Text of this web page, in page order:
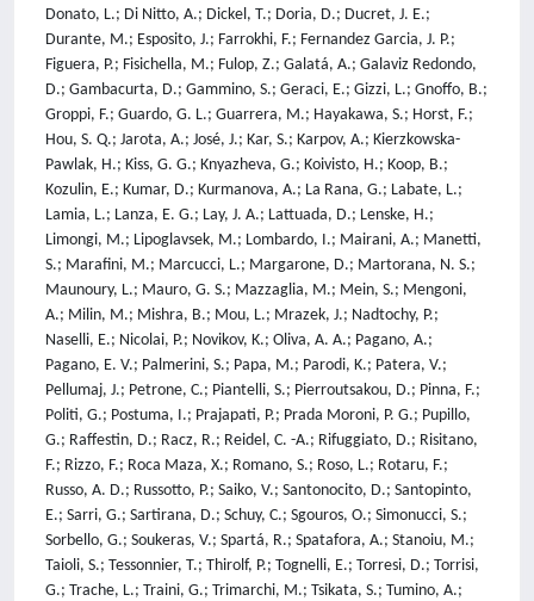
Donato, L.; Di Nitto, A.; Dickel, T.; Doria, D.; Ducret, J. E.;
Durante, M.; Esposito, J.; Farrokhi, F.; Fernandez Garcia, J. P.;
Figuera, P.; Fisichella, M.; Fulop, Z.; Galatá, A.; Galaviz Redondo,
D.; Gambacurta, D.; Gammino, S.; Geraci, E.; Gizzi, L.; Gnoffo, B.;
Groppi, F.; Guardo, G. L.; Guarrera, M.; Hayakawa, S.; Horst, F.;
Hou, S. Q.; Jarota, A.; José, J.; Kar, S.; Karpov, A.; Kierzkowska-
Pawlak, H.; Kiss, G. G.; Knyazheva, G.; Koivisto, H.; Koop, B.;
Kozulin, E.; Kumar, D.; Kurmanova, A.; La Rana, G.; Labate, L.;
Lamia, L.; Lanza, E. G.; Lay, J. A.; Lattuada, D.; Lenske, H.;
Limongi, M.; Lipoglavsek, M.; Lombardo, I.; Mairani, A.; Manetti,
S.; Marafini, M.; Marcucci, L.; Margarone, D.; Martorana, N. S.;
Maunoury, L.; Mauro, G. S.; Mazzaglia, M.; Mein, S.; Mengoni,
A.; Milin, M.; Mishra, B.; Mou, L.; Mrazek, J.; Nadtochy, P.;
Naselli, E.; Nicolai, P.; Novikov, K.; Oliva, A. A.; Pagano, A.;
Pagano, E. V.; Palmerini, S.; Papa, M.; Parodi, K.; Patera, V.;
Pellumaj, J.; Petrone, C.; Piantelli, S.; Pierroutsakou, D.; Pinna, F.;
Politi, G.; Postuma, I.; Prajapati, P.; Prada Moroni, P. G.; Pupillo,
G.; Raffestin, D.; Racz, R.; Reidel, C. -A.; Rifuggiato, D.; Risitano,
F.; Rizzo, F.; Roca Maza, X.; Romano, S.; Roso, L.; Rotaru, F.;
Russo, A. D.; Russotto, P.; Saiko, V.; Santonocito, D.; Santopinto,
E.; Sarri, G.; Sartirana, D.; Schuy, C.; Sgouros, O.; Simonucci, S.;
Sorbello, G.; Soukeras, V.; Spartá, R.; Spatafora, A.; Stanoiu, M.;
Taioli, S.; Tessonnier, T.; Thirolf, P.; Tognelli, E.; Torresi, D.; Torrisi,
G.; Trache, L.; Traini, G.; Trimarchi, M.; Tsikata, S.; Tumino, A.;